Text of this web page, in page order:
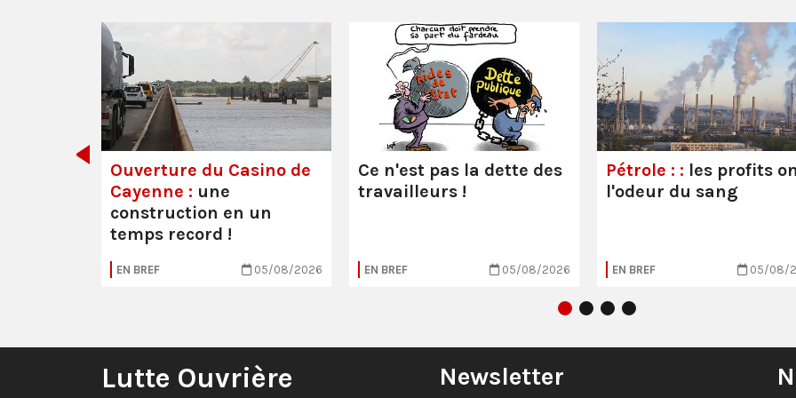
Ouverture du Casino de
Cayenne : une
construction en un
temps record !
EN BREF 05/08/2026
Ce n'est pas la dette des
travailleurs !
EN BREF 05/08/2026
Pétrole : : les profits
l'odeur du sang
EN BREF 05/08/
Lutte Ouvrière Newsletter